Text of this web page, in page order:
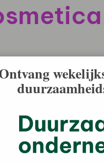
door de
het onmogelijk om de
leven te ontkennen.
en ander leven in
de lokale Balinese
performing suncare